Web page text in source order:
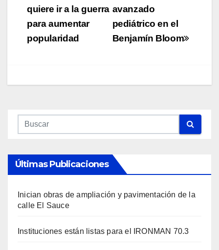
avanzado
pediátrico en el
Benjamín Bloom
quiere ir a la guerra
para aumentar
popularidad
Últimas Publicaciones
Inician obras de ampliación y pavimentación de la
calle El Sauce
Instituciones están listas para el IRONMAN 70.3